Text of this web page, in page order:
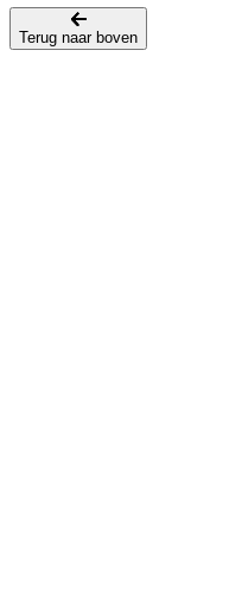
Terug naar boven